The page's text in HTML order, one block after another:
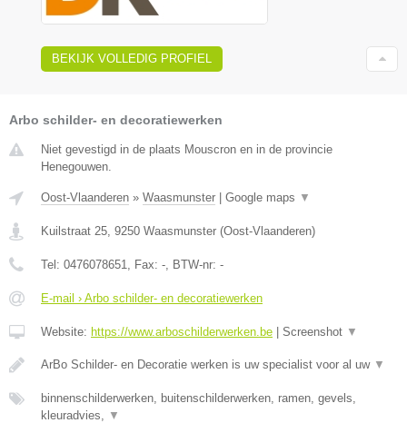
BEKIJK VOLLEDIG PROFIEL
Arbo schilder- en decoratiewerken
Niet gevestigd in de plaats Mouscron en in de provincie
Henegouwen.
Oost-Vlaanderen » Waasmunster | Google maps ▼
Kuilstraat 25 9250 Waasmunster (Oost-Vlaanderen)
Tel: 0476078651 , Fax: - , BTW-nr: -
E-mail › Arbo schilder- en decoratiewerken
Website: https://www.arboschilderwerken.be | Screenshot ▼
ArBo Schilder- en Decoratie werken is uw specialist voor al uw ▼
binnenschilderwerken, buitenschilderwerken, ramen, gevels,
kleuradvies,
▼